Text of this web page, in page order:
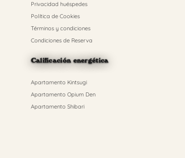
Privacidad huéspedes
Política de Cookies
Términos y condiciones
Condiciones de Reserva
Calificación energética
Apartamento Kintsugi
Apartamento Opium Den
Apartamento Shibari